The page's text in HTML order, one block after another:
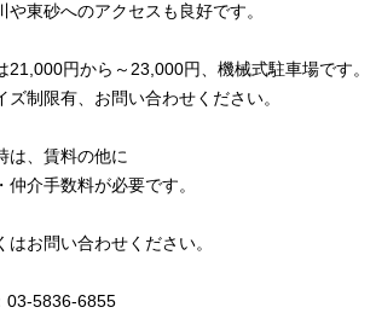
や東砂へのアクセスも良好です。
21,000円から～23,000円、機械式駐車場です。
ズ制限有、お問い合わせください。
は、賃料の他に
仲介手数料が必要です。
はお問い合わせください。
03-5836-6855